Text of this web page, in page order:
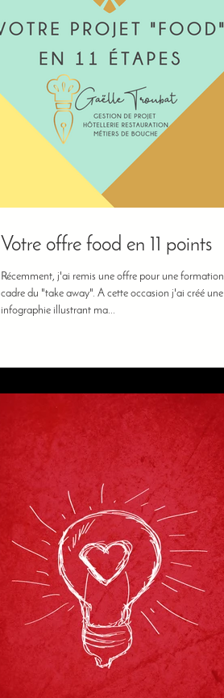
Votre offre food en 11 points
Récemment, j'ai remis une offre pour une formation
cadre du "take away". A cette occasion j'ai créé une
infographie illustrant ma...